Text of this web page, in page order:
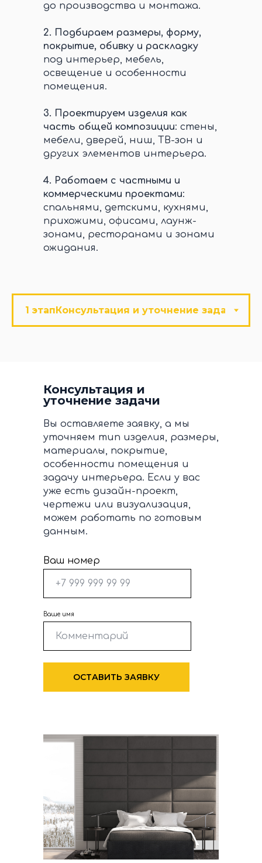
до производства и монтажа.
2. Подбираем размеры, форму,
покрытие, обивку и раскладку
под интерьер, мебель,
освещение и особенности
помещения.
3. Проектируем изделия как
часть общей композиции: стены,
мебели, дверей, ниш, ТВ-зон и
других элементов интерьера.
4. Работаем с частными и
коммерческими проектами:
спальнями, детскими, кухнями,
прихожими, офисами, лаунж-
зонами, ресторанами и зонами
ожидания.
Консультация и
уточнение задачи
Вы оставляете заявку, а мы
уточняем тип изделия, размеры,
материалы, покрытие,
особенности помещения и
задачу интерьера. Если у вас
уже есть дизайн-проект,
чертежи или визуализация,
можем работать по готовым
данным.
Ваш номер
Ваше имя
ОСТАВИТЬ ЗАЯВКУ